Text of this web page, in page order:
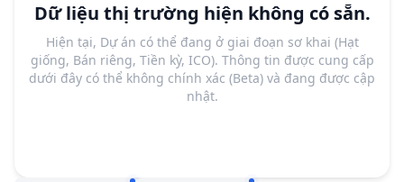
Dữ liệu thị trường hiện không có sẵn.
Hiện tại, Dự án có thể đang ở giai đoạn sơ khai (Hạt
giống, Bán riêng, Tiền kỳ, ICO). Thông tin được cung cấp
dưới đây có thể không chính xác (Beta) và đang được cập
nhật.